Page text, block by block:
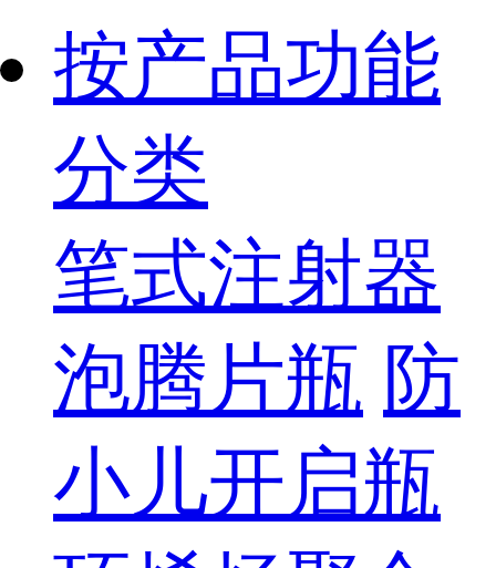
按产品功能
分类
笔式注射器
泡腾片瓶 防
小儿开启瓶